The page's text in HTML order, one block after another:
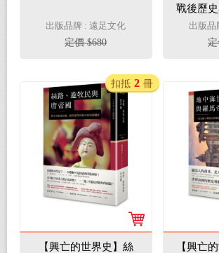
出版品牌 : 遠足文化
定價 $680
戰後歷
保存了
出版品
定
【興亡的世界史】絲
扣抵 2 冊
【興亡